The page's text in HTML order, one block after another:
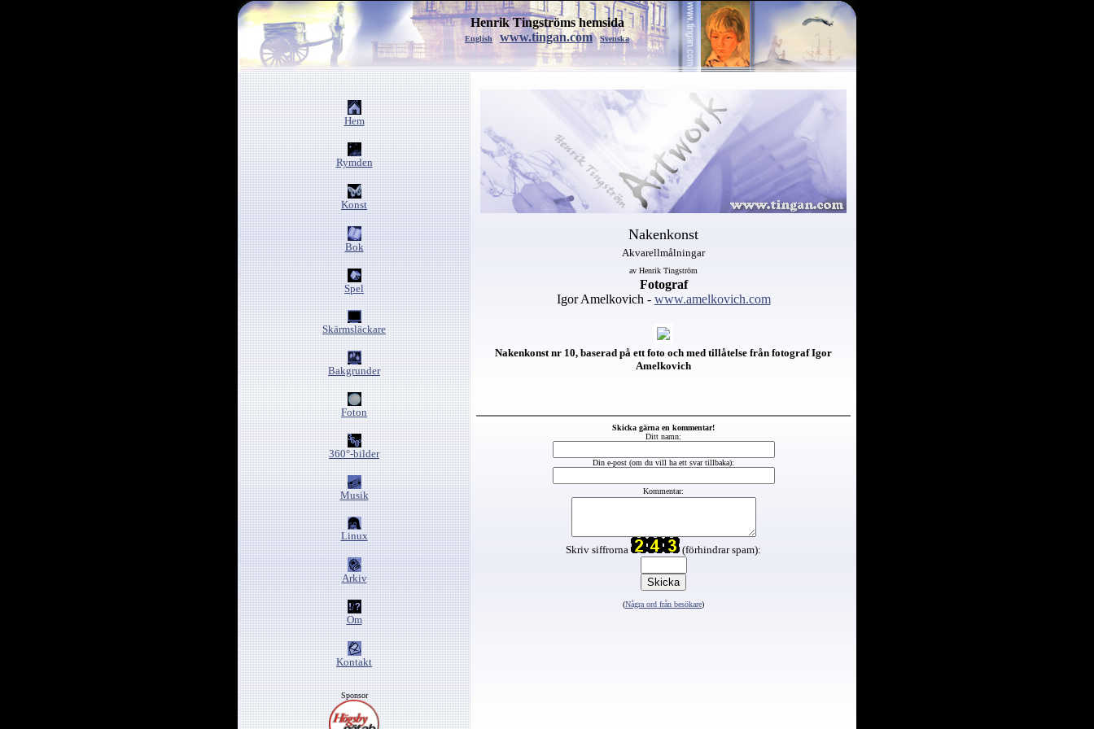
Henrik Tingströms hemsida
English www.tingan.com Svenska
Hem
Rymden
Konst
Bok
Spel
Skärmsläckare
Bakgrunder
Foton
360°-bilder
Musik
Linux
Arkiv
Om
Kontakt
Sponsor
Nakenkonst
Akvarellmålningar
av Henrik Tingström
Fotograf
Igor Amelkovich - www.amelkovich.com
Nakenkonst nr 10, baserad på ett foto och med tillåtelse från fotograf Igor
Amelkovich
Skicka gärna en kommentar!
Ditt namn:
Din e-post (om du vill ha ett svar tillbaka):
Kommentar:
Skriv siffrorna (förhindrar spam):
(Några ord från besökare)